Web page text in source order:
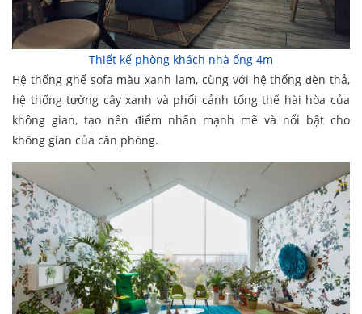
Thiết kế phòng khách nhà ống 4m
Hệ thống ghế sofa màu xanh lam, cùng với hệ thống đèn thả,
hệ thống tường cây xanh và phối cảnh tổng thể hài hòa của
không gian, tạo nên điểm nhấn mạnh mẽ và nổi bật cho
không gian của căn phòng.